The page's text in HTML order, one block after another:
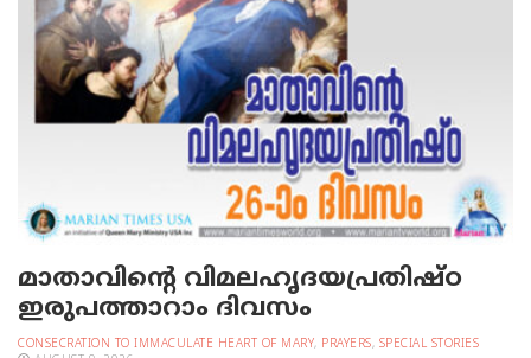
മാതാവിന്റെ വിമലഹൃദയപ്രതിഷ്ഠ
ഇരുപത്താറാം ദിവസം
CONSECRATION TO IMMACULATE HEART OF MARY, PRAYERS, SPECIAL STORIES